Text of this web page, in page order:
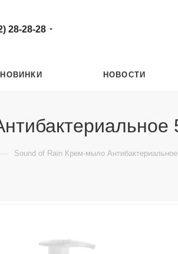
28-28-28
НОВИНКИ НОВОСТИ
— Sound of Rain Крем-мыло